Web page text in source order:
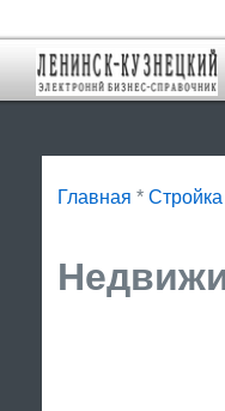
Главная * Стройка